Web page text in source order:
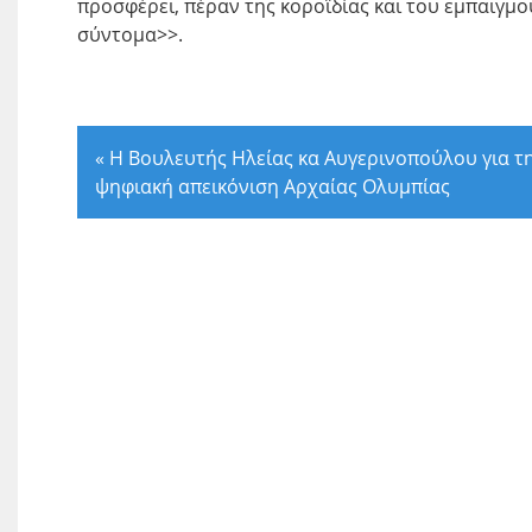
προσφέρει, πέραν της κοροϊδίας και του
σύντομα>>.
« Η Βουλευτής Ηλείας κα Αυγερινοπούλου για
ψηφιακή απεικόνιση Αρχαίας Ολυμπίας